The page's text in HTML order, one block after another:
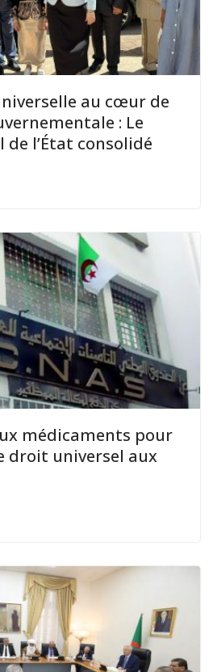
au cœur de
: Le
l’État consolidé
médicaments pour
droit universel aux